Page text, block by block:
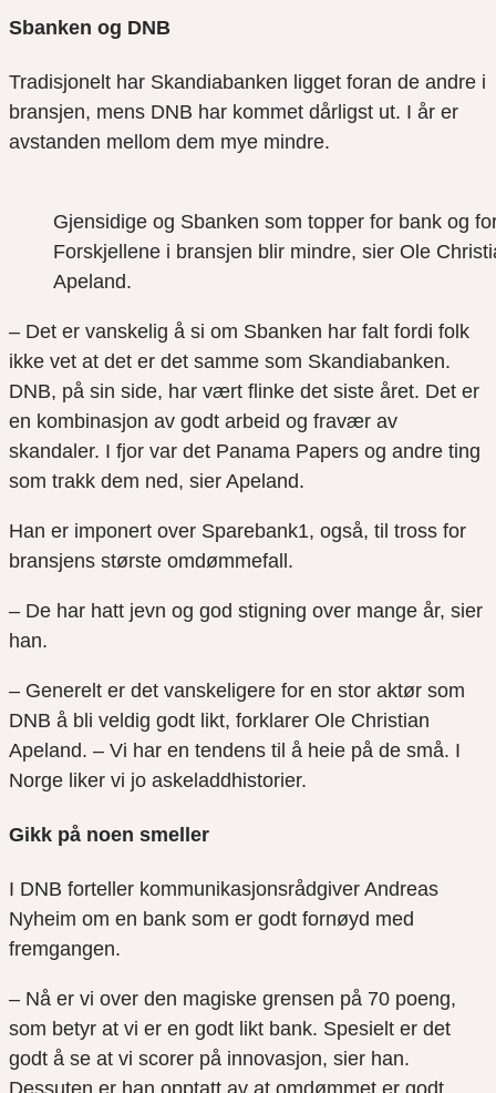
Sbanken og DNB
Tradisjonelt har Skandiabanken ligget foran de andre i
bransjen, mens DNB har kommet dårligst ut. I år er
avstanden mellom dem mye mindre.
Gjensidige og Sbanken som topper for bank og
Forskjellene i bransjen blir mindre, sier Ole
Apeland.
– Det er vanskelig å si om Sbanken har falt fordi folk
ikke vet at det er det samme som Skandiabanken.
DNB, på sin side, har vært flinke det siste året. Det er
en kombinasjon av godt arbeid og fravær av
skandaler. I fjor var det Panama Papers og andre ting
som trakk dem ned, sier Apeland.
Han er imponert over Sparebank1, også, til tross for
bransjens største omdømmefall.
– De har hatt jevn og god stigning over mange år, sier
han.
– Generelt er det vanskeligere for en stor aktør som
DNB å bli veldig godt likt, forklarer Ole Christian
Apeland. – Vi har en tendens til å heie på de små. I
Norge liker vi jo askeladdhistorier.
Gikk på noen smeller
I DNB forteller kommunikasjonsrådgiver Andreas
Nyheim om en bank som er godt fornøyd med
fremgangen.
– Nå er vi over den magiske grensen på 70 poeng,
som betyr at vi er en godt likt bank. Spesielt er det
godt å se at vi scorer på innovasjon, sier han.
Dessuten er han opptatt av at omdømmet er godt